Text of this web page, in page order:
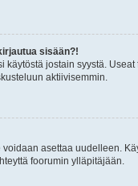
sisään?!
jostain syystä.
aktiivisemmin.
asettaa uudelleen.
foorumin ylläpitäjään.